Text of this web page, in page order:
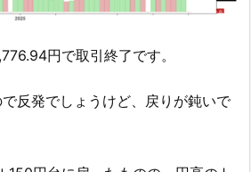
円で取引終了です。
反発でしょうけど、戻りが鈍いで